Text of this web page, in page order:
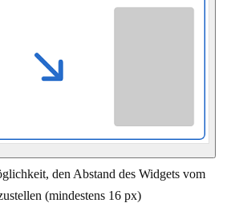
den Abstand des Widgets vom
(mindestens 16 px)